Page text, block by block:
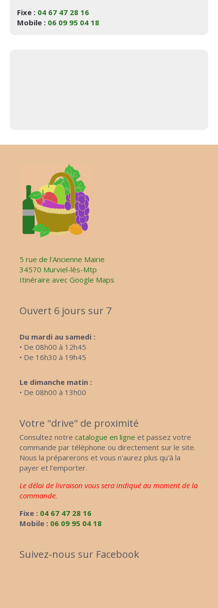
Fixe : 04 67 47 28 16
Mobile : 06 09 95 04 18
5 rue de l'Ancienne Mairie
34570 Murviel-lès-Mtp
Itinéraire avec Google Maps
Ouvert 6 jours sur 7
Du mardi au samedi :
• De 08h00 à 12h45
• De 16h30 à 19h45
Le dimanche matin :
• De 08h00 à 13h00
Votre "drive" de proximité
Consultez notre catalogue en ligne et passez votre
commande par téléphone ou directement sur le site.
Nous la préparerons et vous n'aurez plus qu'à la
payer et l'emporter.
Le délai de livraison vous sera indiqué au moment de la
commande.
Fixe : 04 67 47 28 16
Mobile : 06 09 95 04 18
Suivez-nous sur Facebook